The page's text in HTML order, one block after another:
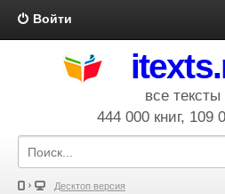
Войти
все тексты
444 000 книг, 109
Десктоп версия